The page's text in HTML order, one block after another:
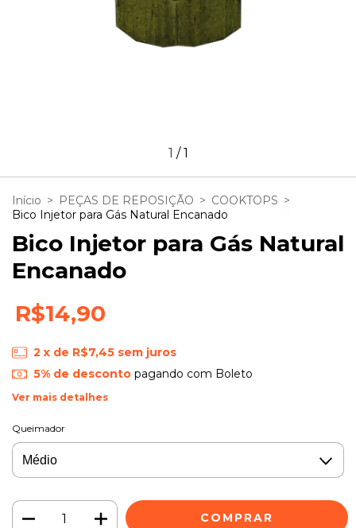
1 /1
Início > PEÇAS DE REPOSIÇÃO > COOKTOPS >
Bico Injetor para Gás Natural Encanado
Bico Injetor para Gás Natural
Encanado
R$14,90
2 x de R$7,45 sem juros
5% de descontopagando com Boleto
Ver mais detalhes
Queimador